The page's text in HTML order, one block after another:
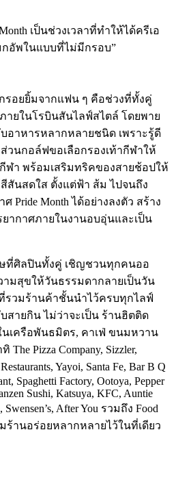
เป็นช่วงเวลาที่ทำให้ได้ครีเอ
กอัพในแบบที่ไม่มีกรอบ”
รอยยิ้มจากแฟน ๆ คือช่วงที่ทั้งคู่
ายในโรบินสันไลฟ์สไตล์ โดยพาย
อาหารหลากหลายชนิด เพราะรู้ดี
วนกอล์ฟขอเลือกรองเท้ากีฬาให้
ฬา พร้อมเสริมทริคของสายช้อปให้
สันสดใส ตั้งแต่ฟ้า ส้ม ไปจนถึง
Pride Month ได้อย่างลงตัว สร้าง
ากาศภายในงานอบอุ่นและเป็น
ที่ศิลปินทั้งคู่ เชิญชวนทุกคนออ
มสุขให้วันธรรมดากลายเป็นวัน
รวมร้านค้าชั้นนำไว้ครบทุกไลฟ์
สายกิน ไม่ว่าจะเป็น ร้านฮิตติด
นเครือพันธมิตร, คาเฟ่ ขนมหวาน
Pizza Company, Sizzler,
Yayoi, Santa Fe, Bar B Q
Spaghetti Factory, Ootoya, Pepper
Sushi, Katsuya, KFC, Auntie
Swensen’s, After You รวมถึง Food
ร้านอร่อยหลากหลายไว้ในที่เดียว